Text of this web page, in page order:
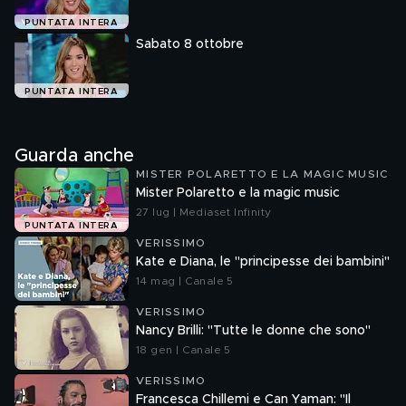
PUNTATA INTERA
PUNTATA INTERA
Sabato 8 ottobre
Guarda anche
PUNTATA INTERA
MISTER POLARETTO E LA MAGIC MUSIC
Mister Polaretto e la magic music
27 lug | Mediaset Infinity
VERISSIMO
Kate e Diana, le "principesse dei bambini"
14 mag | Canale 5
VERISSIMO
Nancy Brilli: "Tutte le donne che sono"
18 gen | Canale 5
VERISSIMO
Francesca Chillemi e Can Yaman: "Il